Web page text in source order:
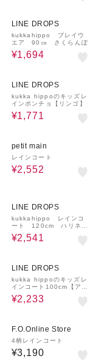
LINE DROPS
kukkahippo プレイウ
エア 90㎝ さくらんぼ
¥1,694
LINE DROPS
kukka hippoのキッズレ
インポンチョ【リンゴ】
¥1,771
petit main
レインコート
¥2,552
LINE DROPS
kukkahippo レインコ
ート 120cm ハリネズ
ミ
¥2,541
LINE DROPS
kukka hippoのキッズレ
インコート100cm【アニ
マル】
¥2,233
F.O.Online Store
4柄レインコート
¥3,190